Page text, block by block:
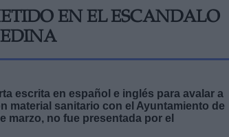
EN EL ESCANDALO
escrita en español e inglés para avalar a
material sanitario con el Ayuntamiento de
marzo, no fue presentada por el